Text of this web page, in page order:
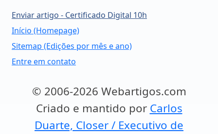
Enviar artigo - Certificado Digital 10h
Início (Homepage)
Sitemap (Edições por mês e ano)
Entre em contato
© 2006-2026 Webartigos.com
Criado e mantido por Carlos
Duarte, Closer / Executivo de